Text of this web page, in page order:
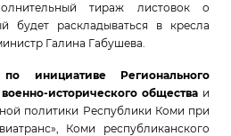
тираж листовок о
будет раскладываться в кресла
Галина Габушева.
по инициативе Регионального
исторического общества и
политики Республики Коми при
Коми республиканского